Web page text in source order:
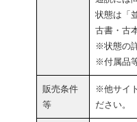
状態は「
古書・古
※状態の
※付属品
販売条件
等
※他サイ
ださい。